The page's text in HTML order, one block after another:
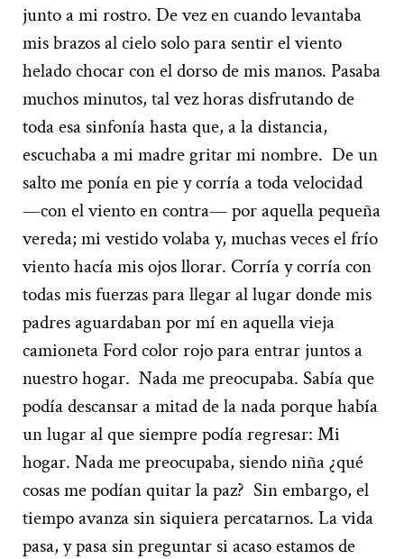
junto a mi rostro. De vez en cuando levantaba
mis brazos al cielo solo para sentir el viento
helado chocar con el dorso de mis manos. Pasaba
muchos minutos, tal vez horas disfrutando de
toda esa sinfonía hasta que, a la distancia,
escuchaba a mi madre gritar mi nombre. De un
salto me ponía en pie y corría a toda velocidad
—con el viento en contra— por aquella pequeña
vereda; mi vestido volaba y, muchas veces el frío
viento hacía mis ojos llorar. Corría y corría con
todas mis fuerzas para llegar al lugar donde mis
padres aguardaban por mí en aquella vieja
camioneta Ford color rojo para entrar juntos a
nuestro hogar. Nada me preocupaba. Sabía que
podía descansar a mitad de la nada porque había
un lugar al que siempre podía regresar: Mi
hogar. Nada me preocupaba, siendo niña ¿qué
cosas me podían quitar la paz? Sin embargo, el
tiempo avanza sin siquiera percatarnos. La vida
pasa, y pasa sin preguntar si acaso estamos de